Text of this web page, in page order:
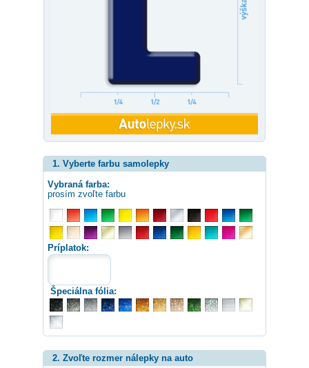
1. Vyberte farbu samolepky
Vybraná farba:
prosím zvoľte farbu
Príplatok:
Špeciálna fólia:
2. Zvoľte rozmer nálepky na auto